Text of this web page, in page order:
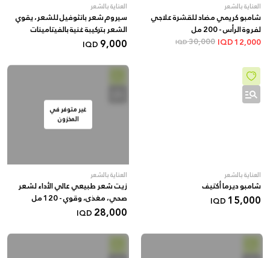
العناية بالشعر
شامبو كريمي مضاد للقشرة علاجي
لفروة الرأس - 200 مل
12,000
30,000
IQD
العناية بالشعر
سيروم شعر بانثوفيل للشعر، يقوي
الشعر بتركيبة غنية بالفيتامينات
9,000
IQD
العناية بالشعر
شامبو ديرما أكتيف
15,000
IQD
غير متوفر في
المخزون
العناية بالشعر
زيت شعر طبيعي عالي الأداء لشعر
صحي، مغذى، وقوي - 120 مل
28,000
IQD